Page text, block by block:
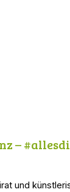
–
und